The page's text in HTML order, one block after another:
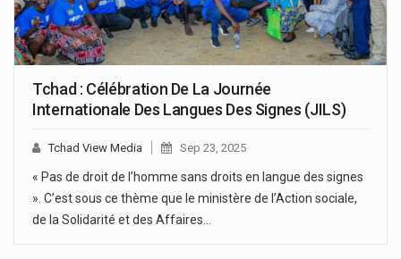
Tchad : Célébration De La Journée
Internationale Des Langues Des Signes (JILS)
Tchad View Media Sep 23, 2025
« Pas de droit de l’homme sans droits en langue des signes
». C’est sous ce thème que le ministère de l’Action sociale,
de la Solidarité et des Affaires…